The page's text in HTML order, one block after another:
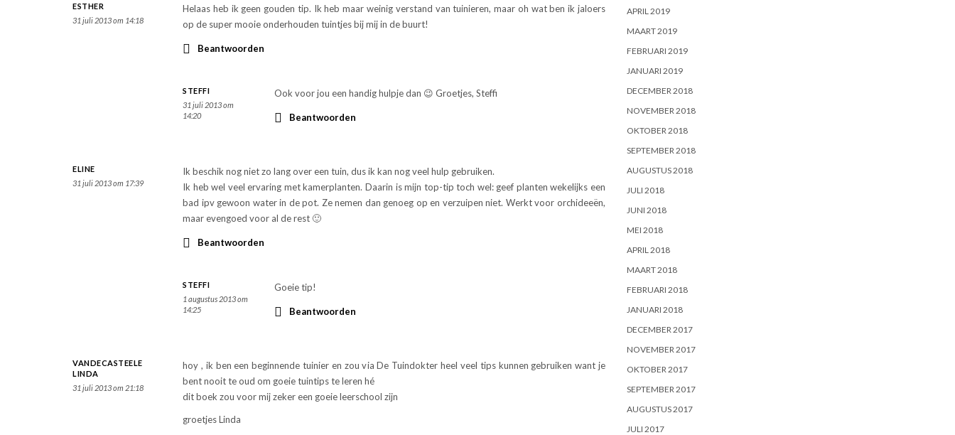
ESTHER
31 juli 2013 om 14:18
Helaas heb ik geen gouden tip. Ik heb maar weinig verstand van tuinieren, maar oh wat ben ik jaloers
op de super mooie onderhouden tuintjes bij mij in de buurt!
Beantwoorden
STEFFI
31 juli 2013 om
14:20
Ook voor jou een handig hulpje dan 😉 Groetjes, Steffi
Beantwoorden
ELINE
31 juli 2013 om 17:39
Ik beschik nog niet zo lang over een tuin, dus ik kan nog veel hulp gebruiken.
Ik heb wel veel ervaring met kamerplanten. Daarin is mijn top-tip toch wel: geef planten wekelijks een
bad ipv gewoon water in de pot. Ze nemen dan genoeg op en verzuipen niet. Werkt voor orchideeën,
maar evengoed voor al de rest 🙂
Beantwoorden
STEFFI
1 augustus 2013 om
14:25
Goeie tip!
Beantwoorden
VANDECASTEELE
LINDA
31 juli 2013 om 21:18
hoy , ik ben een beginnende tuinier en zou via De Tuindokter heel veel tips kunnen gebruiken want je
bent nooit te oud om goeie tuintips te leren hé
dit boek zou voor mij zeker een goeie leerschool zijn
groetjes Linda
APRIL 2019
MAART 2019
FEBRUARI 2019
JANUARI 2019
DECEMBER 2018
NOVEMBER 2018
OKTOBER 2018
SEPTEMBER 2018
AUGUSTUS 2018
JULI 2018
JUNI 2018
MEI 2018
APRIL 2018
MAART 2018
FEBRUARI 2018
JANUARI 2018
DECEMBER 2017
NOVEMBER 2017
OKTOBER 2017
SEPTEMBER 2017
AUGUSTUS 2017
JULI 2017